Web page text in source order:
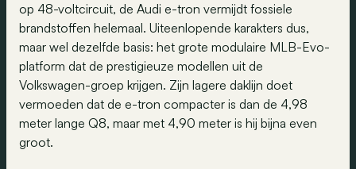
op 48-voltcircuit, de Audi e-tron vermijdt fossiele
brandstoffen helemaal. Uiteenlopende karakters dus,
maar wel dezelfde basis: het grote modulaire MLB-Evo-
platform dat de prestigieuze modellen uit de
Volkswagen-groep krijgen. Zijn lagere daklijn doet
vermoeden dat de e-tron compacter is dan de 4,98
meter lange Q8, maar met 4,90 meter is hij bijna even
groot.